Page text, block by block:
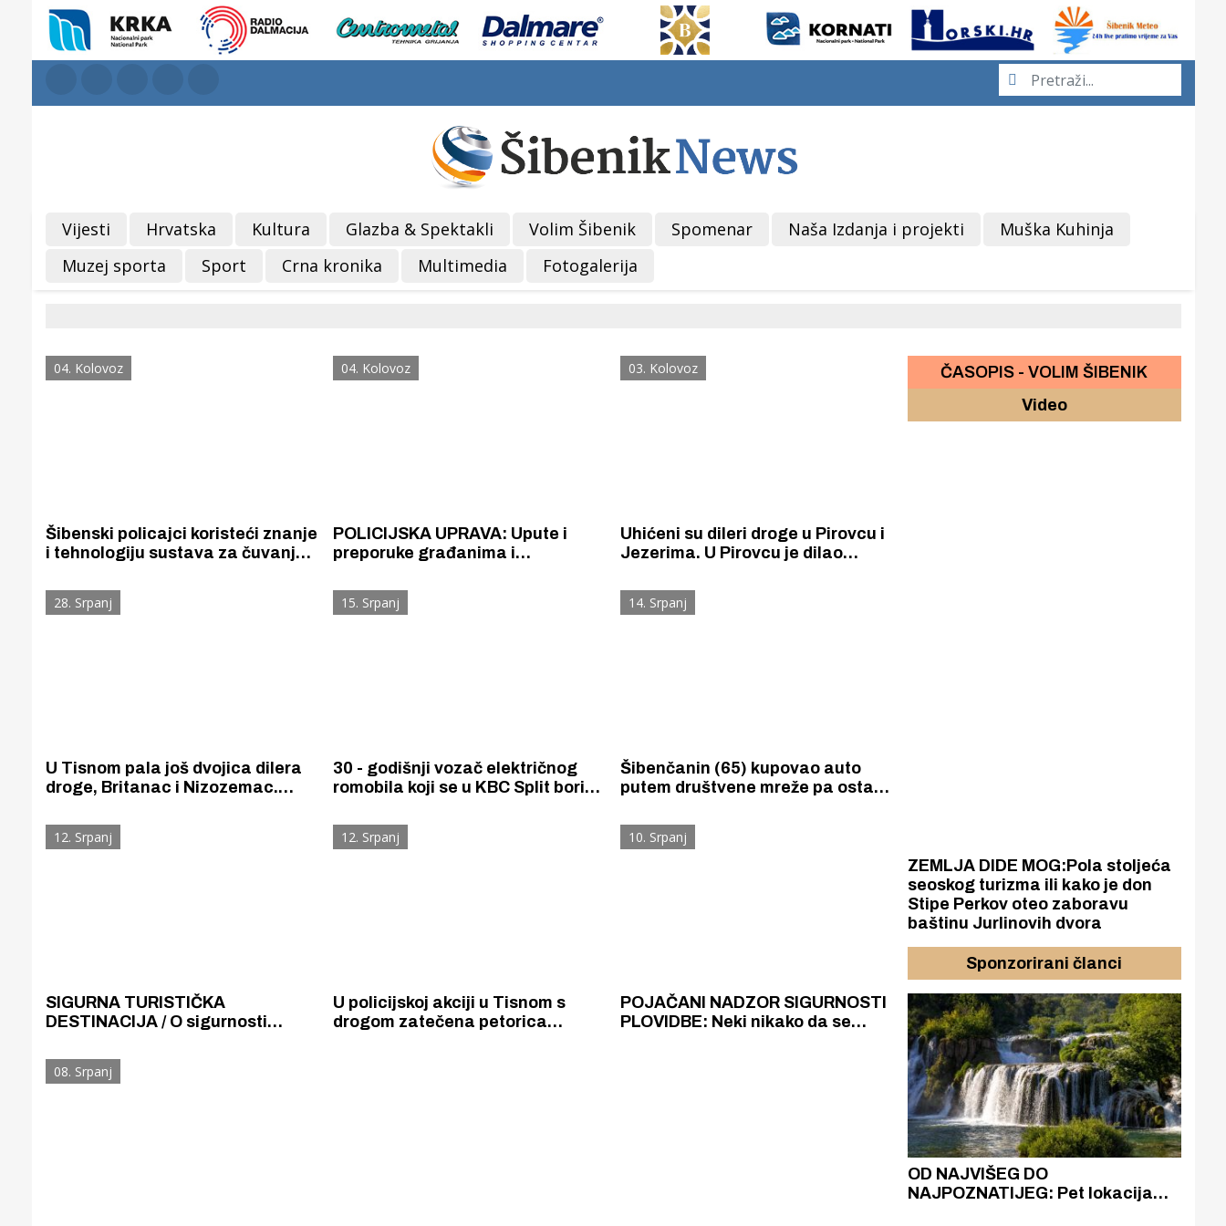
Vijesti Hrvatska Kultura Glazba & Spektakli Volim Šibenik Spomenar Naša Izdanja i projekti
Muška Kuhinja
Muzej sporta
Sport Crna kronika Multimedia Fotogalerija
04. Kolovoz
Šibenski policajci koristeći znanje
i tehnologiju sustava za čuvanje
dva glisera ukradena 2023. i
2025. u Švedskoj
04. Kolovoz
POLICIJSKA UPRAVA: Upute i
preporuke građanima i
Perkovića Thompsona na
stadionu Šubićevac
03. Kolovoz
Uhićeni su dileri droge u Pirovcu i
Jezerima. U Pirovcu je dilao
Makedonac (40).
28. Srpanj
U Tisnom pala još dvojica dilera
droge, Britanac i Nizozemac.
u Pirovcu.
15. Srpanj
30 - godišnji vozač električnog
romobila koji se u KBC Split bori
nesreću u Pirovcu i napravio niz
prekršaja
14. Srpanj
Šibenčanin (65) kupovao auto
putem društvene mreže pa ostao
12. Srpanj
SIGURNA TURISTIČKA
DESTINACIJA / O sigurnosti
županiji brinu domaći policajci s
kolegama iz Njemačke, Češke,
12. Srpanj
U policijskoj akciji u Tisnom s
drogom zatečena petorica
10. Srpanj
POJAČANI NADZOR SIGURNOSTI
PLOVIDBE: Neki nikako da se
08. Srpanj
ČASOPIS - VOLIM ŠIBENIK
Video
ZEMLJA DIDE MOG:Pola stoljeća
seoskog turizma ili kako je don
Stipe Perkov oteo zaboravu
baštinu Jurlinovih dvora
Sponzorirani članci
OD NAJVIŠEG DO
NAJPOZNATIJEG: Pet lokacija